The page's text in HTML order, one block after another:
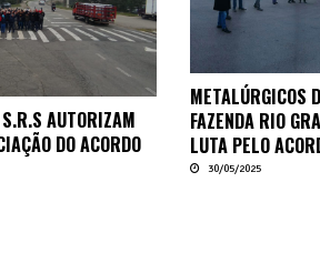
AUTORIZAM
DO ACORDO
METALÚRGICOS
FAZENDA RIO
LUTA PELO
30/05/2025